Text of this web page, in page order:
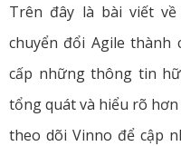
Trên đây là bài viết
chuyển đổi Agile thành
cấp những thông tin
tổng quát và hiểu rõ
theo dõi Vinno để cập